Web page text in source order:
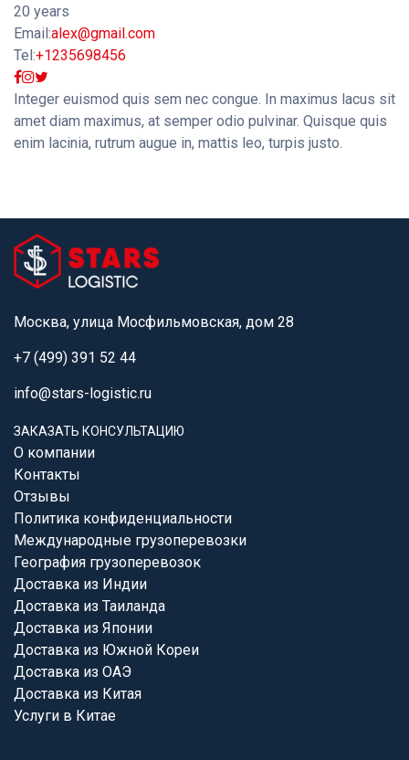
20 years
Email:alex@gmail.com
Tel:+1235698456
Integer euismod quis sem nec congue. In maximus lacus sit
amet diam maximus, at semper odio pulvinar. Quisque quis
enim lacinia, rutrum augue in, mattis leo, turpis justo.
Москва, улица Мосфильмовская, дом 28
+7 (499) 391 52 44
info@stars-logistic.ru
ЗАКАЗАТЬ КОНСУЛЬТАЦИЮ
О компании
Контакты
Отзывы
Политика конфиденциальности
Международные грузоперевозки
География грузоперевозок
Доставка из Индии
Доставка из Таиланда
Доставка из Японии
Доставка из Южной Кореи
Доставка из ОАЭ
Доставка из Китая
Услуги в Китае